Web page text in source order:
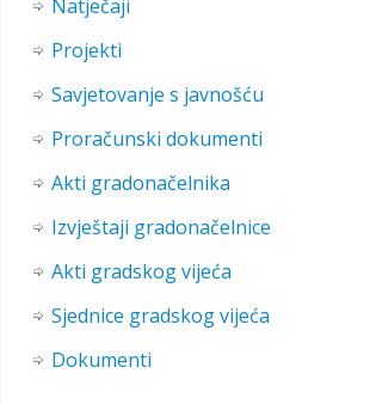
Natječaji
Projekti
Savjetovanje s javnošću
Proračunski dokumenti
Akti gradonačelnika
Izvještaji gradonačelnice
Akti gradskog vijeća
Sjednice gradskog vijeća
Dokumenti